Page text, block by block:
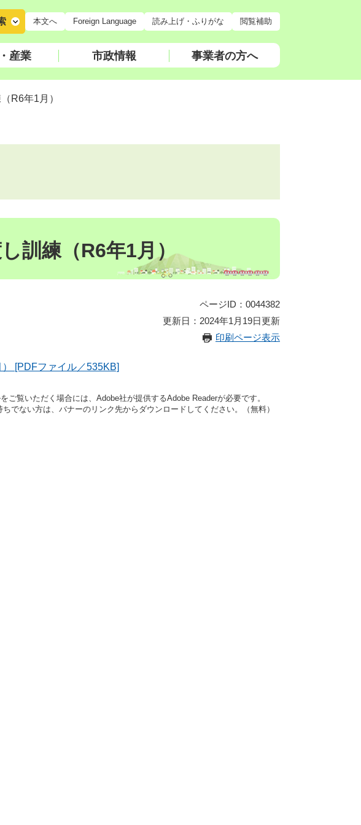
本文へ Foreign Language 読み上げ・ふりがな 閲覧補助
産業 市政情報 事業者の方へ
R6年1月）
訓練（R6年1月）
ページID：0044382
更新日：2024年1月19日更新
印刷ページ表示
[PDFファイル／535KB]
ご覧いただく場合には、Adobe社が提供するAdobe Readerが必要です。
でない方は、バナーのリンク先からダウンロードしてください。（無料）